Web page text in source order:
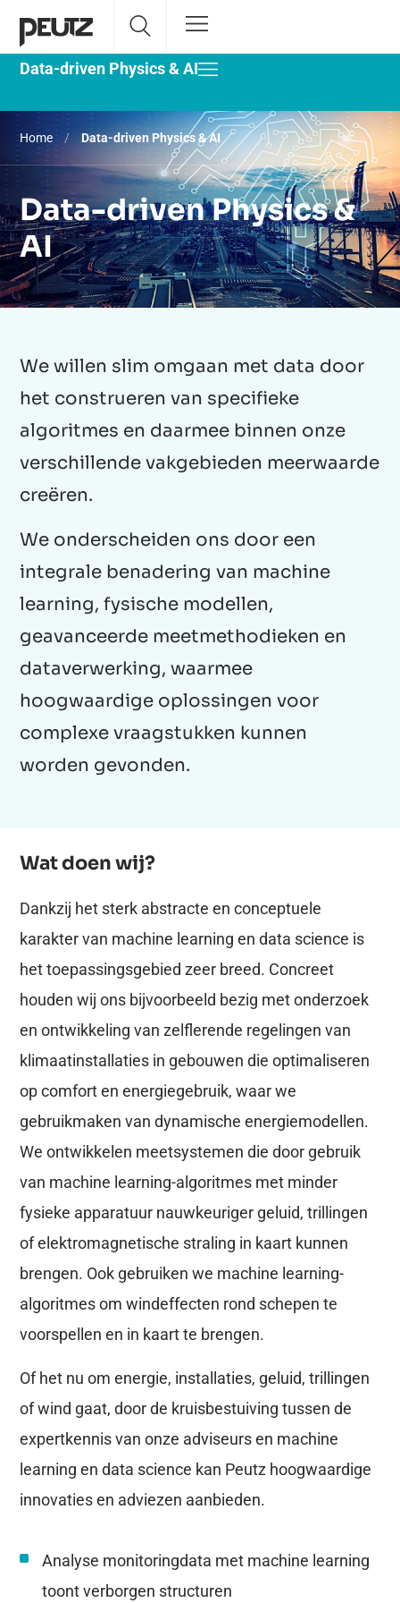
Data-driven Physics & AI
Home / Data-driven Physics & AI
Data-driven Physics &
AI
We willen slim omgaan met data door
het construeren van specifieke
algoritmes en daarmee binnen onze
verschillende vakgebieden meerwaarde
creëren.
We onderscheiden ons door een
integrale benadering van machine
learning, fysische modellen,
geavanceerde meetmethodieken en
dataverwerking, waarmee
hoogwaardige oplossingen voor
complexe vraagstukken kunnen
worden gevonden.
Wat doen wij?
Dankzij het sterk abstracte en conceptuele
karakter van machine learning en data science is
het toepassingsgebied zeer breed. Concreet
houden wij ons bijvoorbeeld bezig met onderzoek
en ontwikkeling van zelflerende regelingen van
klimaatinstallaties in gebouwen die optimaliseren
op comfort en energiegebruik, waar we
gebruikmaken van dynamische energiemodellen.
We ontwikkelen meetsystemen die door gebruik
van machine learning-algoritmes met minder
fysieke apparatuur nauwkeuriger geluid, trillingen
of elektromagnetische straling in kaart kunnen
brengen. Ook gebruiken we machine learning-
algoritmes om windeffecten rond schepen te
voorspellen en in kaart te brengen.
Of het nu om energie, installaties, geluid, trillingen
of wind gaat, door de kruisbestuiving tussen de
expertkennis van onze adviseurs en machine
learning en data science kan Peutz hoogwaardige
innovaties en adviezen aanbieden.
Analyse monitoringdata met machine learning
toont verborgen structuren